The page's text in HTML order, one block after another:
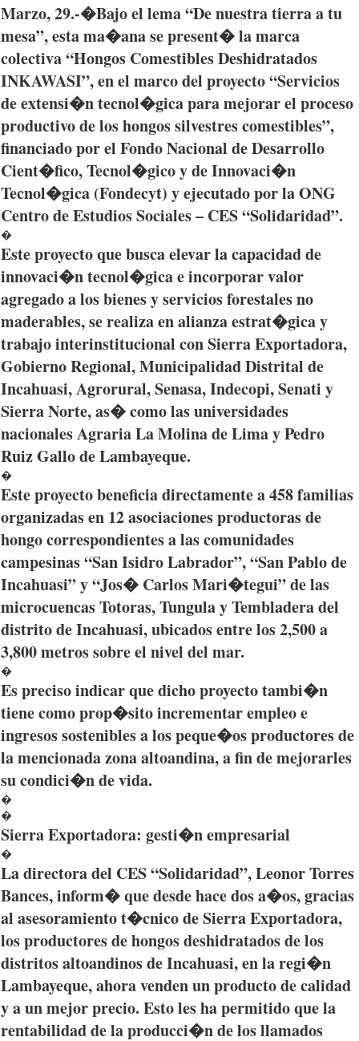
Marzo, 29.-�Bajoel lema“Denuestratierraatu
mesa”,estama�anasepresent�lamarca
colectiva“Hongos ComestiblesDeshidratados
INKAWASI”, en el marcodel proyecto“Servicios
deextensi�ntecnol�gicaparamejorarel proceso
productivode loshongossilvestrescomestibles”,
financiadoporel FondoNacional deDesarrollo
Cient�fico,Tecnol�gicoy deInnovaci�n
Tecnol�gica (Fondecyt) yejecutadoporlaONG
Centro deEstudiosSociales– CES“Solidaridad”.
�
Esteproyectoquebuscaelevarlacapacidadde
innovaci�ntecnol�gicaeincorporarvalor
agregadoa losbienesyserviciosforestalesno
maderables, serealizaenalianzaestrat�gicay
trabajointerinstitucional con SierraExportadora,
GobiernoRegional,MunicipalidadDistrital de
Incahuasi,Agrorural,Senasa,Indecopi,Senati y
Sierra Norte,as�comolasuniversidades
nacionalesAgrariaLa Molina de Lima y Pedro
Ruiz Gallo deLambayeque.
�
Esteproyectobeneficiadirectamentea 458familias
organizadasen 12asociacionesproductorasde
hongocorrespondientesalascomunidades
campesinas“SanIsidroLabrador”, “San Pablo de
Incahuasi”y“Jos� CarlosMari�tegui”delas
microcuencasTotoras,TungulayTembladeradel
distritodeIncahuasi,ubicadosentrelos 2,500 a
3,800 metrossobreel nivel del mar.
�
Esprecisoindicarquedichoproyectotambi�n
tienecomoprop�sitoincrementarempleoe
ingresossosteniblesa lospeque�osproductoresde
lamencionadazonaaltoandina, a fin demejorarles
sucondici�ndevida.
�
�
SierraExportadora: gesti�nempresarial
�
Ladirectoradel CES“Solidaridad”,LeonorTorres
Bances,inform�quedesdehacedosa�os,gracias
al asesoramientot�cnicode SierraExportadora,
losproductoresdehongosdeshidratadosde los
distritosaltoandinosdeIncahuasi, en laregi�n
Lambayeque,ahoravendenunproductodecalidad
y a unmejorprecio. Estoles hapermitidoquela
rentabilidadde laproducci�nde losllamados